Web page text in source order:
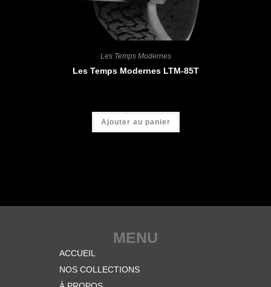
Les Temps Modernes
Les Temps Modernes LTM-85T
Ajouter au panier
MENU
ACCUEIL
NOS COLLECTIONS